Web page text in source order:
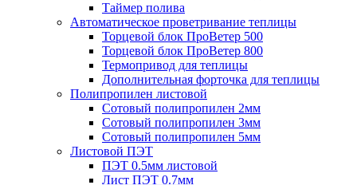
Таймер полива
Автоматическое проветривание теплицы
Торцевой блок ПроВетер 500
Торцевой блок ПроВетер 800
Термопривод для теплицы
Дополнительная форточка для теплицы
Полипропилен листовой
Сотовый полипропилен 2мм
Сотовый полипропилен 3мм
Сотовый полипропилен 5мм
Листовой ПЭТ
ПЭТ 0.5мм листовой
Лист ПЭТ 0.7мм